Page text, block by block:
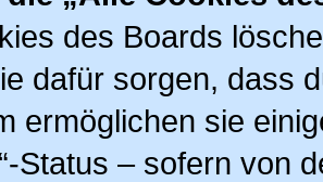
des Boards
dafür sorgen, dass
ermöglichen sie
Status – sofern von